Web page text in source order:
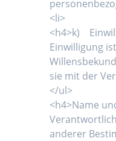
<li>
<h4>k)
Einwilligung
sie mit der
</ul>
<h4>Name
anderer